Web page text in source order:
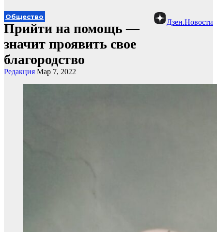
Дзен.Новости
Общество
Прийти на помощь —
значит проявить свое
благородство
Редакция Мар 7, 2022